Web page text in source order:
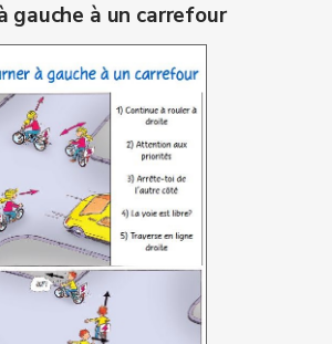
gauche à un carrefour